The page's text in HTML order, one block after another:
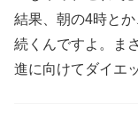
結果、朝の4時と
続くんですよ。ま
進に向けてダイエ